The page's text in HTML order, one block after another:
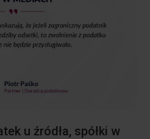
u źródła, spółki w